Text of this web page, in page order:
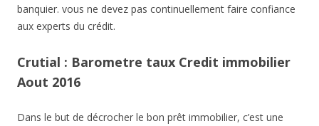
banquier. vous ne devez pas continuellement faire confiance
aux experts du crédit.
Crutial : Barometre taux Credit immobilier
Aout 2016
Dans le but de décrocher le bon prêt immobilier, c’est une